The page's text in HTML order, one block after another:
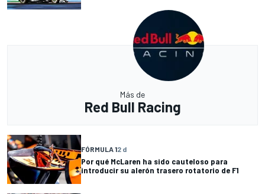
Más de
Red Bull Racing
FÓRMULA 12 d
Por qué McLaren ha sido cauteloso para
introducir su alerón trasero rotatorio de F1